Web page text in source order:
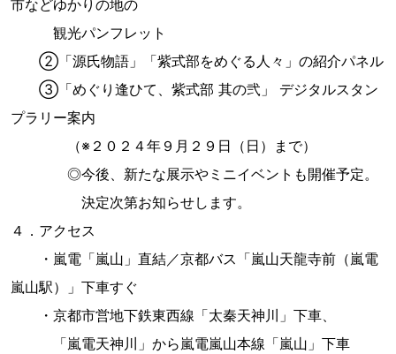
市などゆかりの地の
観光パンフレット
②「源氏物語」「紫式部をめぐる人々」の紹介パネル
③「めぐり逢ひて、紫式部 其の弐」 デジタルスタン
プラリー案内
（※２０２４年９月２９日（日）まで）
◎今後、新たな展示やミニイベントも開催予定。
決定次第お知らせします。
４．アクセス
・嵐電「嵐山」直結／京都バス「嵐山天龍寺前（嵐電
嵐山駅）」下車すぐ
・京都市営地下鉄東西線「太秦天神川」下車、
「嵐電天神川」から嵐電嵐山本線「嵐山」下車